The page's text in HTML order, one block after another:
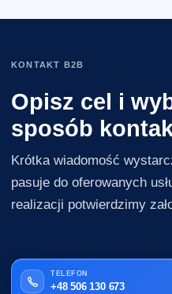
KONTAKT B2B
Opisz cel i
sposób
Krótka wiadomość
pasuje do oferowanych
realizacji potwierdzimy
TELEFON
+48 506 130 673